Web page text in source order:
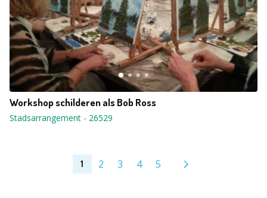
Workshop schilderen als Bob Ross
Stadsarrangement - 26529
1 2 3 4 5